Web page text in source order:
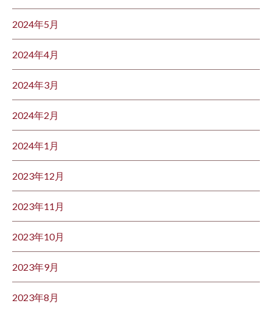
2024年5月
2024年4月
2024年3月
2024年2月
2024年1月
2023年12月
2023年11月
2023年10月
2023年9月
2023年8月